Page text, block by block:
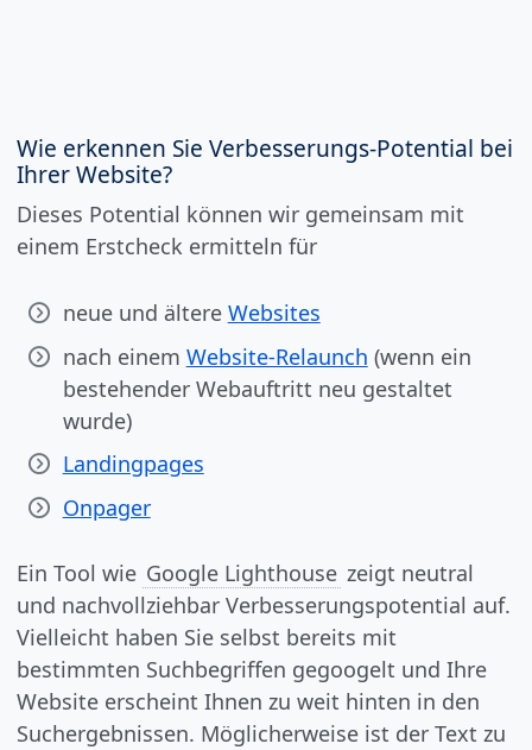
Wie erkennen Sie Verbesserungs-Potential bei
Ihrer Website?
Dieses Potential können wir gemeinsam mit
einem Erstcheck ermitteln für
neue und ältere Websites
nach einem Website-Relaunch (wenn ein
bestehender Webauftritt neu gestaltet
wurde)
Landingpages
Onpager
Ein Tool wie Google Lighthouse zeigt neutral
und nachvollziehbar Verbesserungspotential auf.
Vielleicht haben Sie selbst bereits mit
bestimmten Suchbegriffen gegoogelt und Ihre
Website erscheint Ihnen zu weit hinten in den
Suchergebnissen. Möglicherweise ist der Text zu